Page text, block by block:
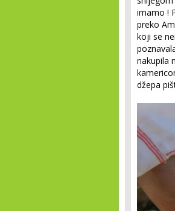
imamo !
preko
koji se
nakupila
džepa